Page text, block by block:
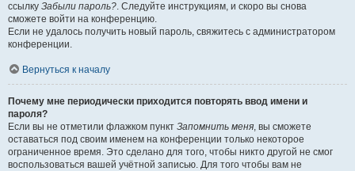
ссылку Забыли пароль?. Следуйте инструкциям, и скоро вы снова
сможете войти на конференцию.
Если не удалось получить новый пароль, свяжитесь с администратором
конференции.
Вернуться к началу
Почему мне периодически приходится повторять ввод имени и
пароля?
Если вы не отметили флажком пункт Запомнить меня, вы сможете
оставаться под своим именем на конференции только некоторое
ограниченное время. Это сделано для того, чтобы никто другой не смог
воспользоваться вашей учётной записью. Для того чтобы вам не